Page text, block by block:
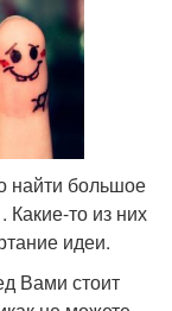
найти большое
Какие-то из них
идеи.
Вами стоит